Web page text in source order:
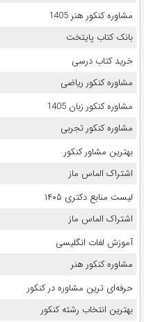
مشاوره کنکور هنر 1405
بانک کتاب پایتخت
خرید کتاب درسی
مشاوره کنکور ریاضی
مشاوره کنکور زبان 1405
مشاوره کنکور تجربی
بهترین مشاور کنکور
اشتراک الماس ماز
لیست منابع دکتری ۱۴۰۵
اشتراک الماس ماز
آموزش لغات انگلیسی
مشاوره کنکور هنر
حرفه‌ای ترین مشاوره در کنکور
بهترین انتخاب رشته کنکور